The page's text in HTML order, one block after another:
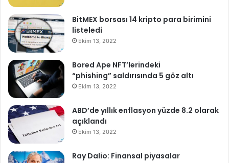
BitMEX borsası 14 kripto para birimini
listeledi
Ekim 13, 2022
Bored Ape NFT’lerindeki
“phishing” saldırısında 5 göz altı
Ekim 13, 2022
ABD’de yıllık enflasyon yüzde 8.2 olarak
açıklandı
Ekim 13, 2022
Ray Dalio: Finansal piyasalar